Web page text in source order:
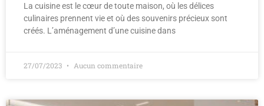
La cuisine est le cœur de toute maison, où les délices
culinaires prennent vie et où des souvenirs précieux sont
créés. L’aménagement d’une cuisine dans
27/07/2023 Aucun commentaire